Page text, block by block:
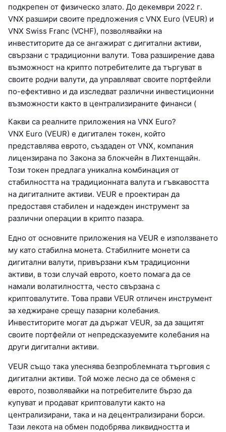
подкрепен от физическо злато. До декември 2022 г.
VNX разшири своите предложения с VNX Euro (VEUR) и
VNX Swiss Franc (VCHF), позволявайки на
инвеститорите да се ангажират с дигитални активи,
свързани с традиционни валути. Това разширение дава
възможност на крипто потребителите да търгуват в
своите родни валути, да управляват своите портфейли
по-ефективно и да изследват различни инвестиционни
възможности както в централизираните финанси (
Какви са реалните приложения на VNX Euro?
VNX Euro (VEUR) е дигитален токен, който
представлява еврото, създаден от VNX, компания
лицензирана по Закона за блокчейн в Лихтенщайн.
Този токен предлага уникална комбинация от
стабилността на традиционната валута и гъвкавостта
на дигиталните активи. VEUR е проектиран да
предоставя стабилен и надежден инструмент за
различни операции в крипто пазара.
Едно от основните приложения на VEUR е използването
му като стабилна монета. Стабилните монети са
дигитални валути, привързани към традиционни
активи, в този случай еврото, което помага да се
намали волатилността, често свързана с
криптовалутите. Това прави VEUR отличен инструмент
за хеджиране срещу пазарни колебания.
Инвеститорите могат да държат VEUR, за да защитят
своите портфейли от непредсказуемите колебания на
други дигитални активи.
VEUR също така улеснява безпроблемната търговия с
дигитални активи. Той може лесно да се обменя с
еврото, позволявайки на потребителите бързо да
купуват и продават криптовалути както на
централизирани, така и на децентрализирани борси.
Тази лекота на обмен подобрява ликвидността и